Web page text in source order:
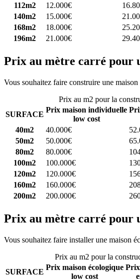
112m2
12.000€
140m2
15.000€
168m2
18.000€
196m2
21.000€
Prix au mètre carré pour
Vous souhaitez faire construire une
Prix au m2 pour la
SURFACE
Prix maison individuelle
low cost
40m2
40.000€
50m2
50.000€
80m2
80.000€
100m2
100.000€
120m2
120.000€
160m2
160.000€
200m2
200.000€
Prix au mètre carré pour
Vous souhaitez faire installer une maison
Prix au m2 pour la
SURFACE
Prix maison écologique
low cost